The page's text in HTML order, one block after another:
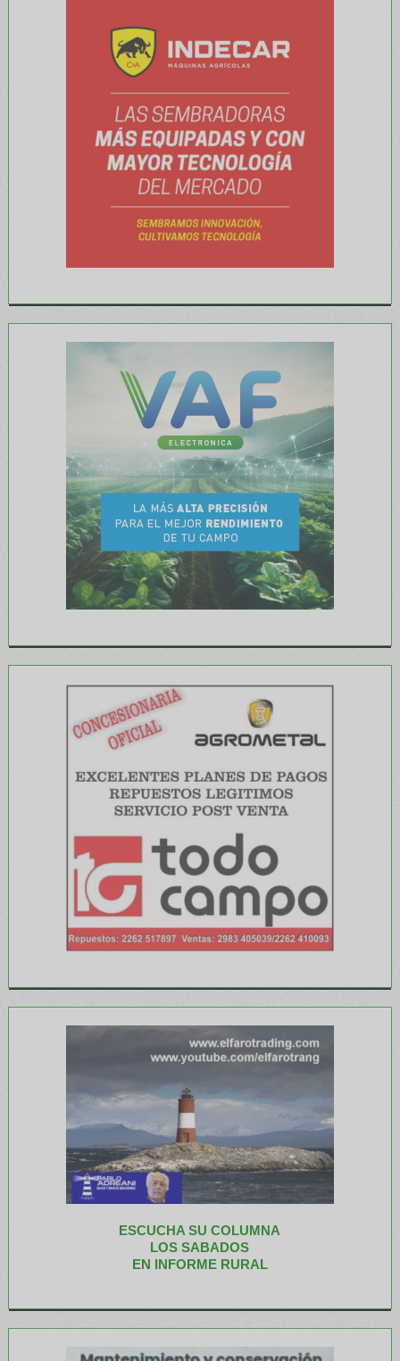
ESCUCHA SU COLUMNA
LOS SABADOS
EN INFORME RURAL